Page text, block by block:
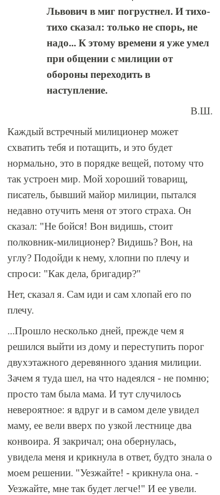
Львович в миг погрустнел. И тихо-
тихо сказал: только не спорь, не
надо... К этому времени я уже умел
при общении с милиции от
обороны переходить в
наступление.
В.Ш.
Каждый встречный милиционер может
схватить тебя и потащить, и это будет
нормально, это в порядке вещей, потому что
так устроен мир. Мой хороший товарищ,
писатель, бывший майор милиции, пытался
недавно отучить меня от этого страха. Он
сказал: "Не бойся! Вон видишь, стоит
полковник-милиционер? Видишь? Вон, на
углу? Подойди к нему, хлопни по плечу и
спроси: "Как дела, бригадир?"
Нет, сказал я. Сам иди и сам хлопай его по
плечу.
...Прошло несколько дней, прежде чем я
решился выйти из дому и переступить порог
двухэтажного деревянного здания милиции.
Зачем я туда шел, на что надеялся - не помню;
просто там была мама. И тут случилось
невероятное: я вдруг и в самом деле увидел
маму, ее вели вверх по узкой лестнице два
конвоира. Я закричал; она обернулась,
увидела меня и крикнула в ответ, будто знала о
моем решении. "Уезжайте! - крикнула она. -
Уезжайте, мне так будет легче!" И ее увели.